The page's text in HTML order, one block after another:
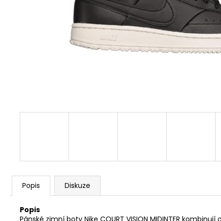
Popis Diskuze
Popis
Pánské zimní boty Nike COURT VISION MIDINTER
1 259 Kč
Původně: 1 399 Kč